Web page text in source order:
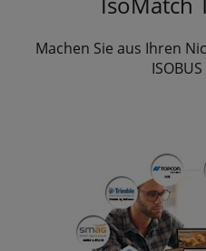
Machen Sie aus Ihren